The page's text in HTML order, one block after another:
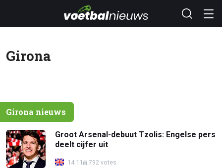
Girona
Girona nieuws
Groot Arsenal-debuut Tzolis: Engelse pers
deelt cijfer uit
14:11 792 votes